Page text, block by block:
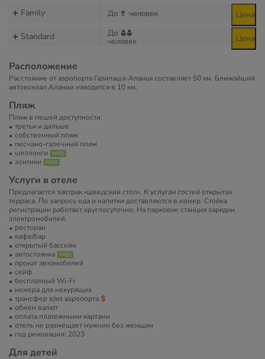
Family До человек Цена
Standard До
человек Цена
Расположение
Расстояние от аэропорта Газипаша-Аланья составляет 50 км. Ближайший
автовокзал Алании находится в 10 км.
Пляж
Пляж в пешей доступности.
третья и дальше
собственный пляж
песчано-галечный пляж
шезлонги
зонтики
Услуги в отеле
Предлагается завтрак «шведский стол». К услугам гостей открытая
терраса. По запросу еда и напитки доставляются в номер. Стойка
регистрации работает круглосуточно. На парковке станция зарядки
электромобилей.
ресторан
кафе/бар
открытый бассейн
автостоянка
прокат автомобилей
сейф
бесплатный Wi-Fi
номера для некурящих
трансфер в/из аэропорта
обмен валют
оплата платежными картами
отель не размещает мужчин без женщин
год реновации: 2023
Для детей